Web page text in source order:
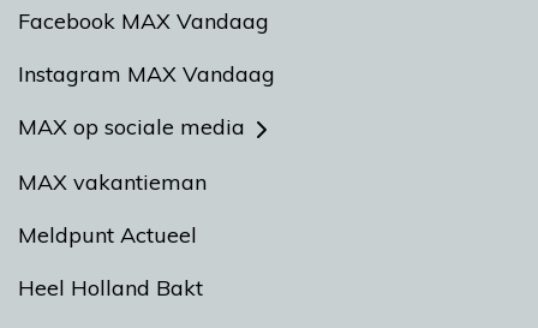
Facebook MAX Vandaag
Instagram MAX Vandaag
MAX op sociale media
MAX vakantieman
Meldpunt Actueel
Heel Holland Bakt